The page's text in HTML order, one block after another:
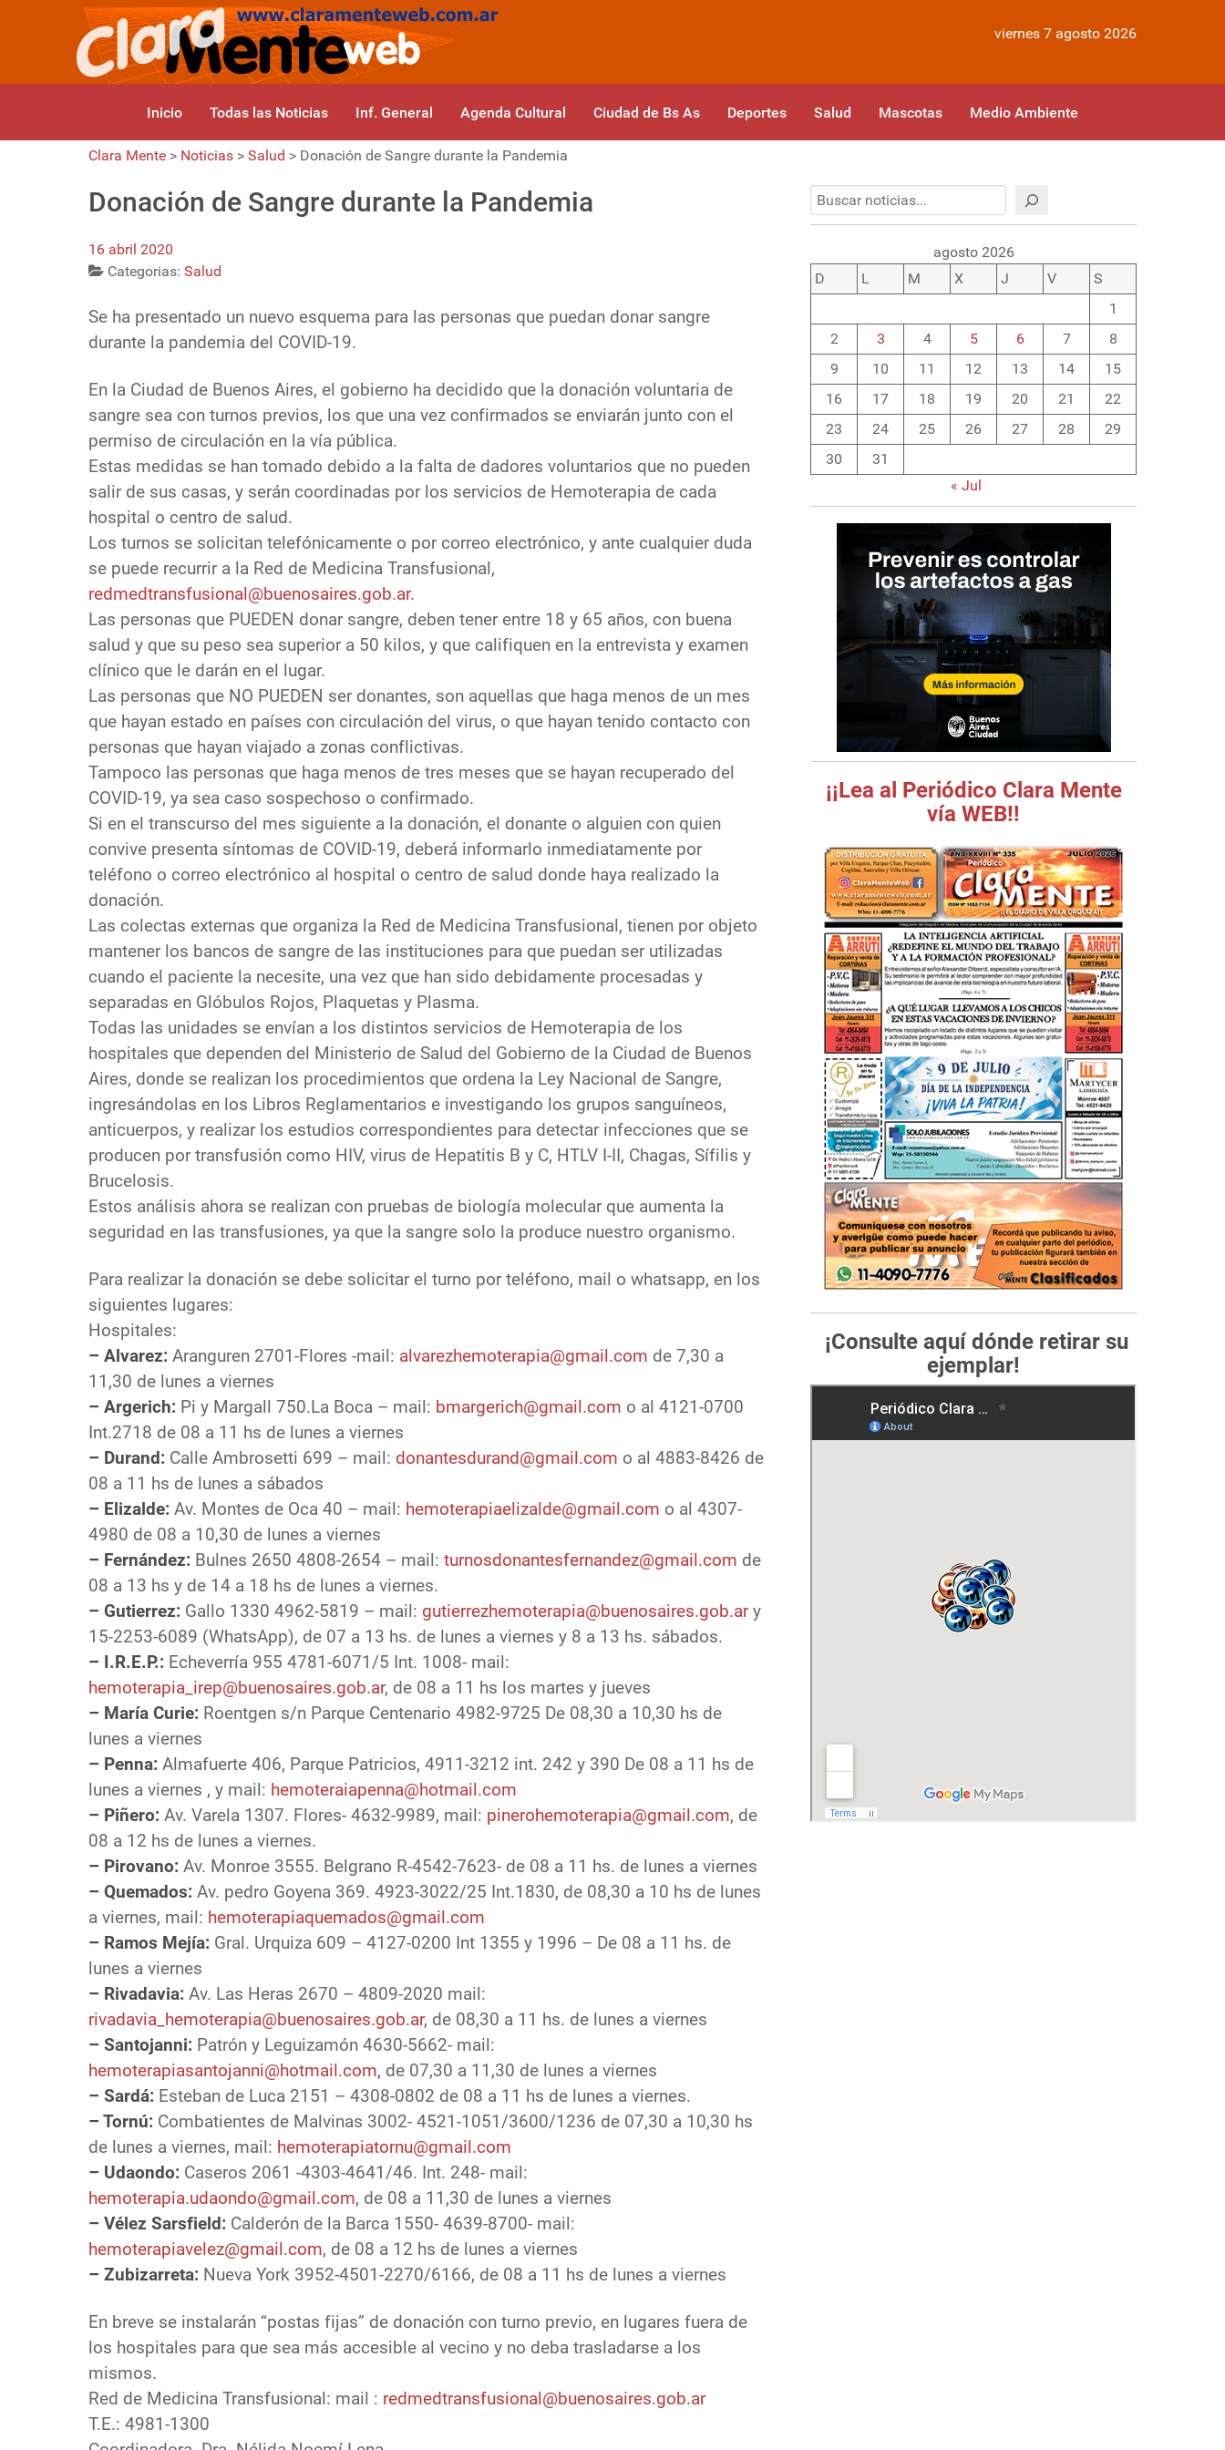
viernes 7 agosto 2026
Inicio Todas las Noticias Inf. General Agenda Cultural Ciudad de Bs As Deportes Salud Mascotas Medio Ambiente
Clara Mente > Noticias > Salud > Donación de Sangre durante la Pandemia
Donación de Sangre durante la Pandemia
16 abril 2020
Categorias: Salud
Se ha presentado un nuevo esquema para las personas que puedan donar sangre
durante la pandemia del COVID-19.
En la Ciudad de Buenos Aires, el gobierno ha decidido que la donación voluntaria de
sangre sea con turnos previos, los que una vez confirmados se enviarán junto con el
permiso de circulación en la vía pública.
Estas medidas se han tomado debido a la falta de dadores voluntarios que no pueden
salir de sus casas, y serán coordinadas por los servicios de Hemoterapia de cada
hospital o centro de salud.
Los turnos se solicitan telefónicamente o por correo electrónico, y ante cualquier duda
se puede recurrir a la Red de Medicina Transfusional,
redmedtransfusional@buenosaires.gob.ar.
Las personas que PUEDEN donar sangre, deben tener entre 18 y 65 años, con buena
salud y que su peso sea superior a 50 kilos, y que califiquen en la entrevista y examen
clínico que le darán en el lugar.
Las personas que NO PUEDEN ser donantes, son aquellas que haga menos de un mes
que hayan estado en países con circulación del virus, o que hayan tenido contacto con
personas que hayan viajado a zonas conflictivas.
Tampoco las personas que haga menos de tres meses que se hayan recuperado del
COVID-19, ya sea caso sospechoso o confirmado.
Si en el transcurso del mes siguiente a la donación, el donante o alguien con quien
convive presenta síntomas de COVID-19, deberá informarlo inmediatamente por
teléfono o correo electrónico al hospital o centro de salud donde haya realizado la
donación.
Las colectas externas que organiza la Red de Medicina Transfusional, tienen por objeto
mantener los bancos de sangre de las instituciones para que puedan ser utilizadas
cuando el paciente la necesite, una vez que han sido debidamente procesadas y
separadas en Glóbulos Rojos, Plaquetas y Plasma.
Todas las unidades se envían a los distintos servicios de Hemoterapia de los
hospitales que dependen del Ministerio de Salud del Gobierno de la Ciudad de Buenos
Aires, donde se realizan los procedimientos que ordena la Ley Nacional de Sangre,
ingresándolas en los Libros Reglamentarios e investigando los grupos sanguíneos,
anticuerpos, y realizar los estudios correspondientes para detectar infecciones que se
producen por transfusión como HIV, virus de Hepatitis B y C, HTLV I-II, Chagas, Sífilis y
Brucelosis.
Estos análisis ahora se realizan con pruebas de biología molecular que aumenta la
seguridad en las transfusiones, ya que la sangre solo la produce nuestro organismo.
Para realizar la donación se debe solicitar el turno por teléfono, mail o whatsapp, en los
siguientes lugares:
Hospitales:
– Alvarez: Aranguren 2701-Flores -mail: alvarezhemoterapia@gmail.com de 7,30 a
11,30 de lunes a viernes
– Argerich: Pi y Margall 750.La Boca – mail: bmargerich@gmail.com o al 4121-0700
Int.2718 de 08 a 11 hs de lunes a viernes
– Durand: Calle Ambrosetti 699 – mail: donantesdurand@gmail.com o al 4883-8426 de
08 a 11 hs de lunes a sábados
– Elizalde: Av. Montes de Oca 40 – mail: hemoterapiaelizalde@gmail.com o al 4307-
4980 de 08 a 10,30 de lunes a viernes
– Fernández: Bulnes 2650 4808-2654 – mail: turnosdonantesfernandez@gmail.com de
08 a 13 hs y de 14 a 18 hs de lunes a viernes.
– Gutierrez: Gallo 1330 4962-5819 – mail: gutierrezhemoterapia@buenosaires.gob.ary
15-2253-6089 (WhatsApp), de 07 a 13 hs. de lunes a viernes y 8 a 13 hs. sábados.
– I.R.E.P.: Echeverría 955 4781-6071/5 Int. 1008- mail:
hemoterapia_irep@buenosaires.gob.ar, de 08 a 11 hs los martes y jueves
– María Curie: Roentgen s/n Parque Centenario 4982-9725 De 08,30 a 10,30 hs de
lunes a viernes
– Penna: Almafuerte 406, Parque Patricios, 4911-3212 int. 242 y 390 De 08 a 11 hs de
lunes a viernes , y mail: hemoteraiapenna@hotmail.com
– Piñero: Av. Varela 1307. Flores- 4632-9989, mail: pinerohemoterapia@gmail.com, de
08 a 12 hs de lunes a viernes.
– Pirovano: Av. Monroe 3555. Belgrano R-4542-7623- de 08 a 11 hs. de lunes a viernes
– Quemados: Av. pedro Goyena 369. 4923-3022/25 Int.1830, de 08,30 a 10 hs de lunes
a viernes, mail: hemoterapiaquemados@gmail.com
– Ramos Mejía: Gral. Urquiza 609 – 4127-0200 Int 1355 y 1996 – De 08 a 11 hs. de
lunes a viernes
– Rivadavia: Av. Las Heras 2670 – 4809-2020 mail:
rivadavia_hemoterapia@buenosaires.gob.ar, de 08,30 a 11 hs. de lunes a viernes
– Santojanni: Patrón y Leguizamón 4630-5662- mail:
hemoterapiasantojanni@hotmail.com, de 07,30 a 11,30 de lunes a viernes
– Sardá: Esteban de Luca 2151 – 4308-0802 de 08 a 11 hs de lunes a viernes.
– Tornú: Combatientes de Malvinas 3002- 4521-1051/3600/1236 de 07,30 a 10,30 hs
de lunes a viernes, mail: hemoterapiatornu@gmail.com
– Udaondo: Caseros 2061 -4303-4641/46. Int. 248- mail:
hemoterapia.udaondo@gmail.com, de 08 a 11,30 de lunes a viernes
– Vélez Sarsfield: Calderón de la Barca 1550- 4639-8700- mail:
hemoterapiavelez@gmail.com, de 08 a 12 hs de lunes a viernes
– Zubizarreta: Nueva York 3952-4501-2270/6166, de 08 a 11 hs de lunes a viernes
En breve se instalarán “postas fijas” de donación con turno previo, en lugares fuera de
los hospitales para que sea más accesible al vecino y no deba trasladarse a los
mismos.
Red de Medicina Transfusional: mail : redmedtransfusional@buenosaires.gob.ar
T.E.: 4981-1300
agosto 2026
D
L M X J V
S
1
2
3 4 5 6 7
8
9
10 11 12 13 14
15
16
17 18 19 20 21
22
23
24 25 26 27 28
29
30
31
« Jul
¡¡Lea al Periódico Clara Mente
vía WEB!!
¡Consulte aquí dónde retirar su
ejemplar!